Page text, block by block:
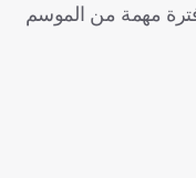
فترة مهمة من الموسم